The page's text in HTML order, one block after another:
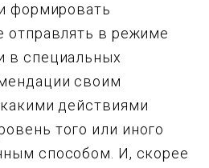
формировать
отправлять в режиме
в специальных
своим
действиями
того или иного
способом. И, скорее